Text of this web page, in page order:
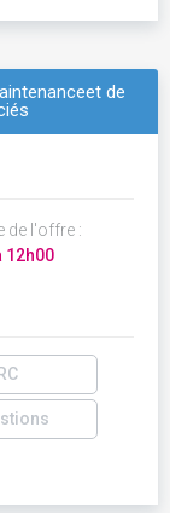
de
de l'offre :
12h00
RC